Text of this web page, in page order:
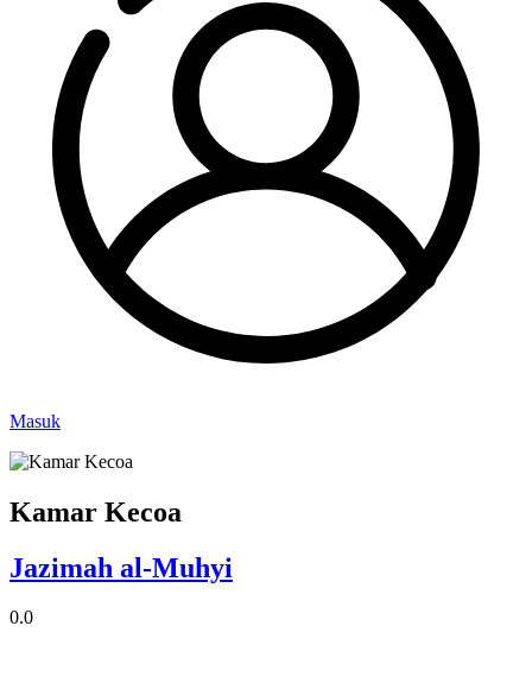
Masuk
Kamar Kecoa
Jazimah al-Muhyi
0.0